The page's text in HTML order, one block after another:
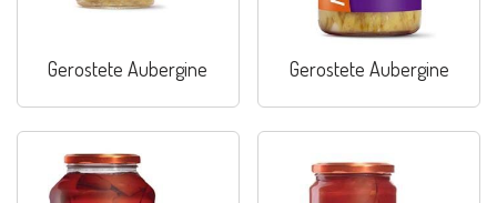
Gerostete Aubergine Gerostete Aubergine